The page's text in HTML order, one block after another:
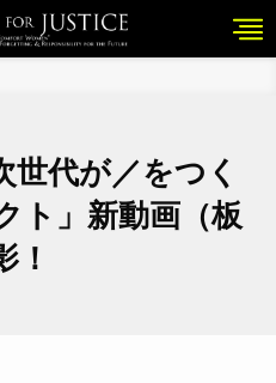
世代が／をつく
ト」新動画（板
！